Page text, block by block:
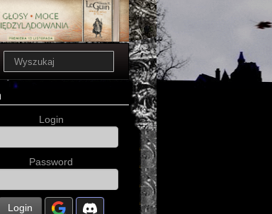
Login
Password
Login